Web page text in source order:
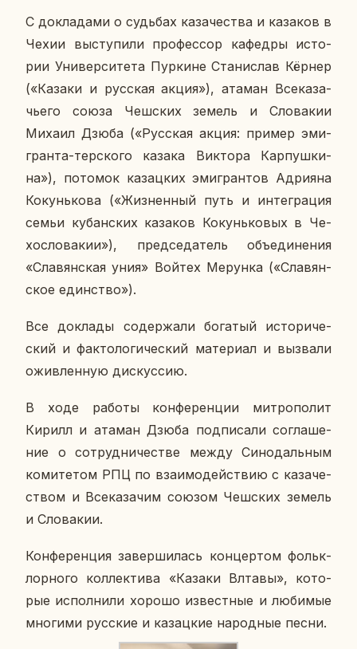
С до­кла­да­ми о судь­бах ка­за­че­ства и ка­за­ков в
Чехии вы­сту­пи­ли про­фес­сор ка­фед­ры ис­то­
рии Уни­вер­си­те­та Пур­кине Ста­ни­слав Кёрнер
(«Казаки и рус­ская акция»), атаман Все­ка­за­
чье­го союза Чеш­ских земель и Сло­ва­кии
Михаил Дзюба («Рус­ская акция: пример эми­
гран­та-тер­ско­го казака Вик­то­ра Кар­пуш­ки­
на»), по­то­мок ка­зац­ких эми­гран­тов Ад­ри­я­на
Ко­кунь­ко­ва («Жиз­нен­ный путь и ин­те­гра­ция
семьи ку­бан­ских ка­за­ков Ко­кунь­ко­вых в Че­
хо­сло­ва­кии»), пред­се­да­тель объ­еди­не­ния
«Сла­вян­ская уния» Войтех Ме­рун­ка («Сла­вян­
ское един­ство»).
Все до­кла­ды со­дер­жа­ли бо­га­тый ис­то­ри­че­
ский и фак­то­ло­ги­че­ский ма­те­ри­ал и вы­зва­ли
ожив­лен­ную дис­кус­сию.
В ходе работы кон­фе­рен­ции мит­ро­по­лит
Кирилл и атаман Дзюба под­пи­са­ли со­гла­ше­
ние о со­труд­ни­че­стве между Си­но­даль­ным
ко­ми­те­том РПЦ по вза­и­мо­дей­ствию с ка­за­че­
ством и Все­ка­за­чим союзом Чеш­ских земель
и Сло­ва­кии.
Кон­фе­рен­ция за­вер­ши­лась кон­цер­том фольк­
лор­но­го кол­лек­ти­ва «Казаки Влтавы», ко­то­
рые ис­пол­ни­ли хорошо из­вест­ные и лю­би­мые
мно­ги­ми рус­ские и ка­зац­кие на­род­ные песни.